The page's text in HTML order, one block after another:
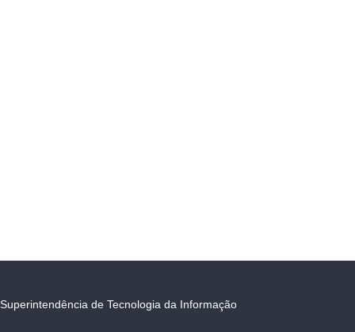
Superintendência de Tecnologia da Informação